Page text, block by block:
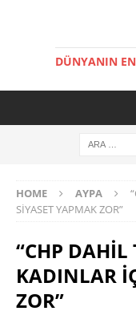
DÜNYANIN
HOME AYPA
SİYASET YAPMAK ZOR”
“CHP DAHİL
KADINLAR
ZOR”